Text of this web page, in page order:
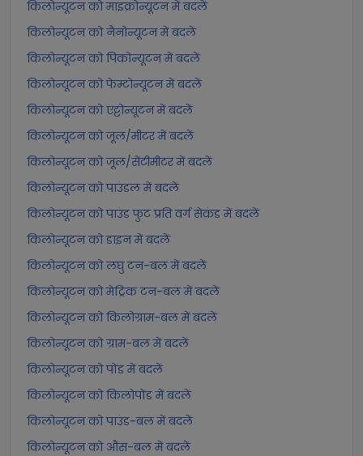
किलोन्यूटन को माइक्रोन्यूटन में बदलें
किलोन्यूटन को नैनोन्यूटन में बदलें
किलोन्यूटन को पिकोन्यूटन में बदलें
किलोन्यूटन को फेम्टोन्यूटन में बदलें
किलोन्यूटन को एट्टोन्यूटन में बदलें
किलोन्यूटन को जूल/मीटर में बदलें
किलोन्यूटन को जूल/सेंटीमीटर में बदलें
किलोन्यूटन को पाउंडल में बदलें
किलोन्यूटन को पाउंड फुट प्रति वर्ग सेकंड में बदलें
किलोन्यूटन को डाइन में बदलें
किलोन्यूटन को लघु टन-बल में बदलें
किलोन्यूटन को मेट्रिक टन-बल में बदलें
किलोन्यूटन को किलोग्राम-बल में बदलें
किलोन्यूटन को ग्राम-बल में बदलें
किलोन्यूटन को पोंड में बदलें
किलोन्यूटन को किलोपोंड में बदलें
किलोन्यूटन को पाउंड-बल में बदलें
किलोन्यूटन को औंस-बल में बदलें